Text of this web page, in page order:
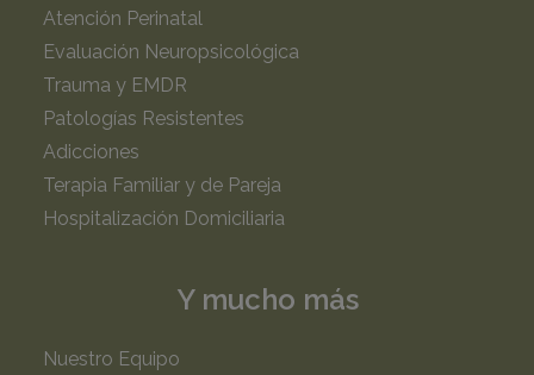
Atención Perinatal
Evaluación Neuropsicológica
Trauma y EMDR
Patologías Resistentes
Adicciones
Terapia Familiar y de Pareja
Hospitalización Domiciliaria
Y mucho más
Nuestro Equipo